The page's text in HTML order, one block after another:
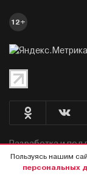
12+
Разработка и
Пользуясь нашим
персональных